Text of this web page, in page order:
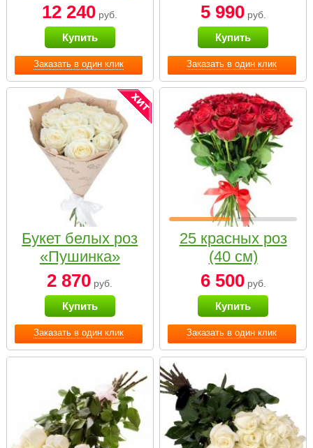
Заказать в один клик
12 240 руб.
Купить
Заказать в один клик
5 990руб.
Купить
Заказать в один клик
Букет белых роз
«Пушинка»
2 870 руб.
Купить
Заказать в один клик
25 красных роз
(40 см)
6 500руб.
Купить